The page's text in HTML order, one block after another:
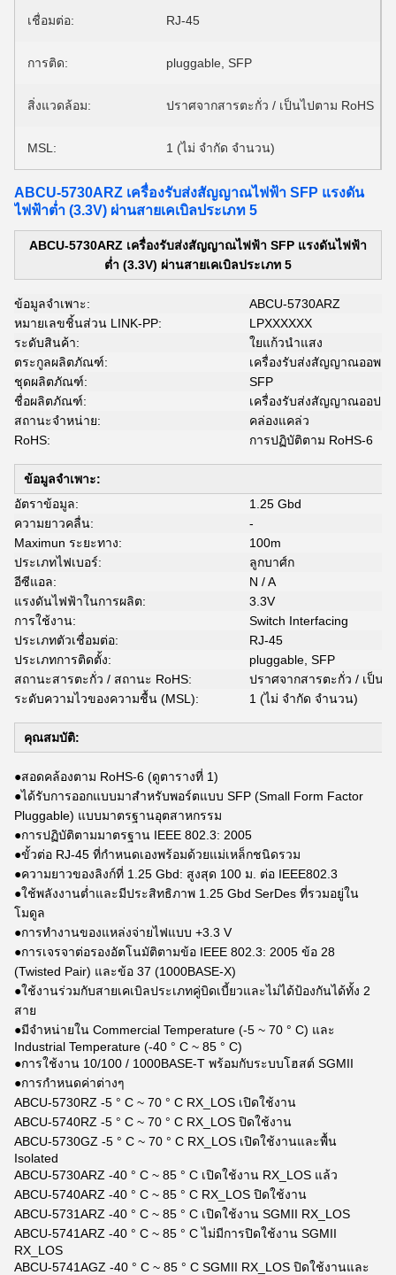
เชื่อมต่อ: RJ-45
การติด: pluggable, SFP
สิ่งแวดล้อม: ปราศจากสารตะกั่ว / เป็นไปตาม RoHS
MSL: 1 (ไม่ จำกัด จำนวน)
ABCU-5730ARZ เครื่องรับส่งสัญญาณไฟฟ้า SFP แรงดัน
ไฟฟ้าต่ำ (3.3V) ผ่านสายเคเบิลประเภท 5
ABCU-5730ARZ เครื่องรับส่งสัญญาณไฟฟ้า SFP แรงดันไฟฟ้า
ต่ำ (3.3V) ผ่านสายเคเบิลประเภท 5
ข้อมูลจำเพาะ:
ABCU-5730ARZ
หมายเลขชิ้นส่วน LINK-PP:
LPXXXXXX
ระดับสินค้า:
ใยแก้วนำแสง
ตระกูลผลิตภัณฑ์:
เครื่องรับส่งสัญญาณออพติ
ชุดผลิตภัณฑ์:
SFP
ชื่อผลิตภัณฑ์:
เครื่องรับส่งสัญญาณออปติ
สถานะจำหน่าย:
คล่องแคล่ว
RoHS:
การปฏิบัติตาม RoHS-6
ข้อมูลจำเพาะ:
อัตราข้อมูล:
1.25 Gbd
ความยาวคลื่น:
-
Maximun ระยะทาง:
100m
ประเภทไฟเบอร์:
ลูกบาศ์ก
อีซีแอล:
N / A
แรงดันไฟฟ้าในการผลิต:
3.3V
การใช้งาน:
Switch Interfacing
ประเภทตัวเชื่อมต่อ:
RJ-45
ประเภทการติดตั้ง:
pluggable, SFP
สถานะสารตะกั่ว / สถานะ RoHS:
ปราศจากสารตะกั่ว / เป็นไ
ระดับความไวของความชื้น (MSL):
1 (ไม่ จำกัด จำนวน)
คุณสมบัติ:
●สอดคล้องตาม RoHS-6 (ดูตารางที่ 1)
●ได้รับการออกแบบมาสำหรับพอร์ตแบบ SFP (Small Form Factor
Pluggable) แบบมาตรฐานอุตสาหกรรม
●การปฏิบัติตามมาตรฐาน IEEE 802.3: 2005
●ขั้วต่อ RJ-45 ที่กำหนดเองพร้อมด้วยแม่เหล็กชนิดรวม
●ความยาวของลิงก์ที่ 1.25 Gbd: สูงสุด 100 ม. ต่อ IEEE802.3
●ใช้พลังงานต่ำและมีประสิทธิภาพ 1.25 Gbd SerDes ที่รวมอยู่ใน
โมดูล
●การทำงานของแหล่งจ่ายไฟแบบ +3.3 V
●การเจรจาต่อรองอัตโนมัติตามข้อ IEEE 802.3: 2005 ข้อ 28
(Twisted Pair) และข้อ 37 (1000BASE-X)
●ใช้งานร่วมกับสายเคเบิลประเภทคู่บิดเบี้ยวและไม่ได้ป้องกันได้ทั้ง 2
สาย
●มีจำหน่ายใน Commercial Temperature (-5 ~ 70 ° C) และ
Industrial Temperature (-40 ° C ~ 85 ° C)
●การใช้งาน 10/100 / 1000BASE-T พร้อมกับระบบโฮสต์ SGMII
●การกำหนดค่าต่างๆ
ABCU-5730RZ -5 ° C ~ 70 ° C RX_LOS เปิดใช้งาน
ABCU-5740RZ -5 ° C ~ 70 ° C RX_LOS ปิดใช้งาน
ABCU-5730GZ -5 ° C ~ 70 ° C RX_LOS เปิดใช้งานและพื้น
Isolated
ABCU-5730ARZ -40 ° C ~ 85 ° C เปิดใช้งาน RX_LOS แล้ว
ABCU-5740ARZ -40 ° C ~ 85 ° C RX_LOS ปิดใช้งาน
ABCU-5731ARZ -40 ° C ~ 85 ° C เปิดใช้งาน SGMII RX_LOS
ABCU-5741ARZ -40 ° C ~ 85 ° C ไม่มีการปิดใช้งาน SGMII
RX_LOS
ABCU-5741AGZ -40 ° C ~ 85 ° C SGMII RX_LOS ปิดใช้งานและ